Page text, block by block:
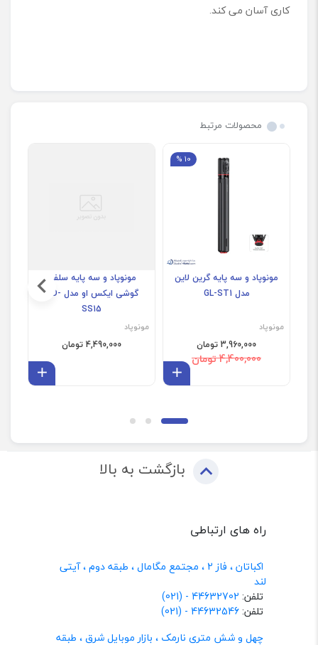
کاری آسان می کند.
محصولات مرتبط
10 %
مونوپاد و سه پایه گرین لاین
مدل GL-ST1
مونوپاد
3,960,000 تومان
4,400,000 تومان
مونوپاد و سه پایه سلفی
گوشی ایکس او مدل XO-
SS15
مونوپاد
4,490,000 تومان
بازگشت به بالا
راه های ارتباطی
اکباتان ، فاز 2 ، مجتمع مگامال ، طبقه دوم ، آیتی
لند
تلفن: 44632702 - (021)
تلفن:44632546 - (021)
چهل و شش متری نارمک ، بازار موبایل شرق ، طبقه